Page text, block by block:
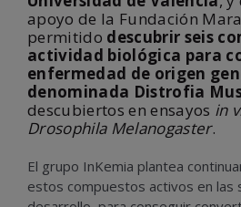
apoyo de la Fundación
permitido descubrir seis
actividad biológica para
enfermedad de origen
denominada Distrofia
descubiertos en ensayos in
Drosophila Melanogaster.
El grupo InKemia plantea
estos compuestos activos en las